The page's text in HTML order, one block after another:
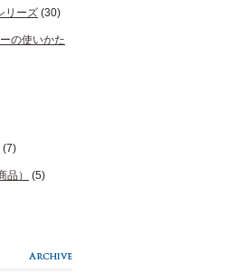
リーズ (30)
の使いかた
(7)
） (5)